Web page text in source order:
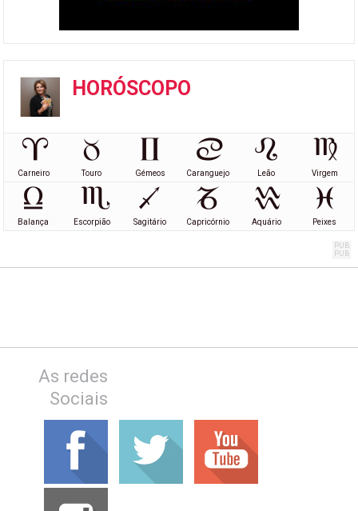
HORÓSCOPO
Carneiro Touro Gémeos Caranguejo Leão Virgem
Balança Escorpião Sagitário Capricórnio Aquário Peixes
As redes
Sociais